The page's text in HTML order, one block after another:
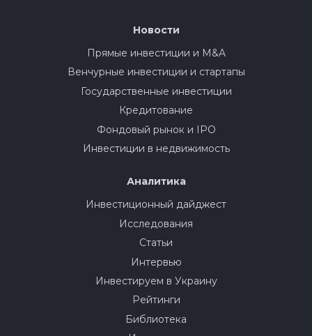
Новости
Прямые инвестиции и M&A
Венчурные инвестиции и стартапы
Государственные инвестиции
Кредитование
Фондовый рынок и IPO
Инвестиции в недвижимость
Аналитика
Инвестиционный дайджест
Исследования
Статьи
Интервью
Инвестируем в Украину
Рейтинги
Библиотека